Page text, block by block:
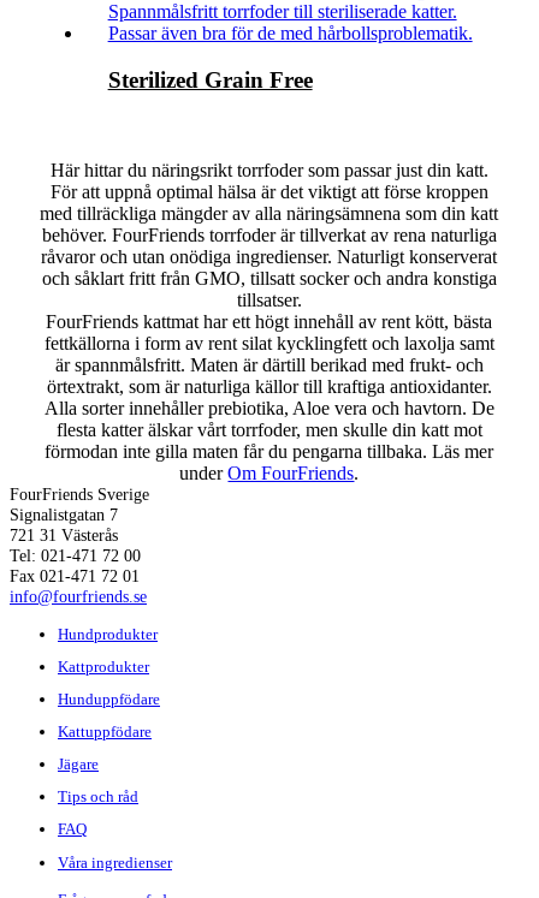
Sterilized Grain Free
Här hittar du näringsrikt torrfoder som passar just din katt.
För att uppnå optimal hälsa är det viktigt att förse kroppen
med tillräckliga mängder av alla näringsämnena som din katt
behöver. FourFriends torrfoder är tillverkat av rena naturliga
råvaror och utan onödiga ingredienser. Naturligt konserverat
och såklart fritt från GMO, tillsatt socker och andra konstiga
tillsatser.
FourFriends kattmat har ett högt innehåll av rent kött, bästa
fettkällorna i form av rent silat kycklingfett och laxolja samt
är spannmålsfritt. Maten är därtill berikad med frukt- och
örtextrakt, som är naturliga källor till kraftiga antioxidanter.
Alla sorter innehåller prebiotika, Aloe vera och havtorn. De
flesta katter älskar vårt torrfoder, men skulle din katt mot
förmodan inte gilla maten får du pengarna tillbaka. Läs mer
underOm FourFriends.
FourFriends Sverige
Signalistgatan 7
721 31 Västerås
Tel: 021-471 72 00
Fax 021-471 72 01
info@fourfriends.se
Hundprodukter
Kattprodukter
Hunduppfödare
Kattuppfödare
Jägare
Tips och råd
FAQ
Våra ingredienser